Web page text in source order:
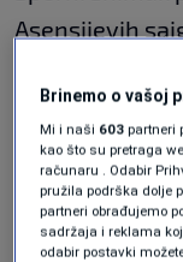
Asensijevih
djevojke na
prema
odnos, ali
da snimak
Brinemo o vašoj
Mi i naši 603 partneri
kao što su pretraga
računaru . Odabir
pružila podrška dolje
partneri obrađujemo
sadržaja i reklama
odabir postavki